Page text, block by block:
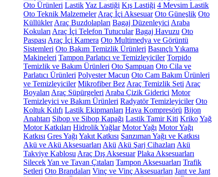
Oto Ürünleri LastikYaz Lastiği Kış Lastiği 4 Mevsim Lastik
Oto Teknik Malzemeler Araç İçi Aksesuar Oto Güneşlik Oto
Küllükler Araç Buzdolapları Bagaj Düzenleyici Araba
Kokuları Araç İçi Telefon Tutucular Bagaj Havuzu Oto
Paspası Araç İçi Kamera Oto Multimedya ve Görüntü
Sistemleri Oto Bakım Temizlik Ürünleri Basınçlı Yıkama
Makineleri Tampon Parlatıcı ve Temizleyiciler Torpido
Temizlik ve Bakım Ürünleri Oto Şampuan Oto Cila ve
Parlatıcı Ürünleri Polyester Macun Oto Cam Bakım Ürünleri
ve Temizleyiciler Mikrofiber Bez Araç Temizlik Seti Araç
Boyaları Araç Süpürgeleri Araba Çizik Giderici Motor
Temizleyici ve Bakım Ürünleri Radyatör Temizleyiciler Oto
Koltuk Kılıfı Lastik Ekipmanları Hava Kompresörü Bijon
Anahtarı Sibop ve Sibop Kapağı Lastik Tamir Kiti KrikoYağ
Motor Katkıları Hidrolik Yağlar Motor Yağı Motor Yağı
Katkısı Gres Yağı Yakıt Katkısı Şanzıman Yağı ve Katkısı
Akü ve Akü Aksesuarları Akü Akü Şarj Cihazları Akü
Takviye Kablosu Araç Dış Aksesuar Plaka Aksesuarları
SilecekYan ve Tavan Çıtaları Tampon Aksesuarları Trafik
Setleri Oto Brandaları Vinç ve Vinç Aksesuarları Jant ve Jant